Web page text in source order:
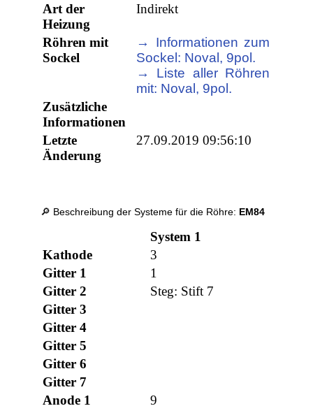
Art der
Heizung
Indirekt
Röhren mit
Sockel
→ Informationen zum
Sockel: Noval, 9pol.
→ Liste aller Röhren
mit: Noval, 9pol.
Zusätzliche
Informationen
Letzte
Änderung
27.09.2019 09:56:10
🔎 Beschreibung der Systeme für die Röhre: EM84
System 1
Kathode
3
Gitter 1
1
Gitter 2
Steg: Stift 7
Gitter 3
Gitter 4
Gitter 5
Gitter 6
Gitter 7
Anode 1
9